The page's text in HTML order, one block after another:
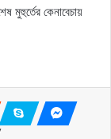
কেনাবেচায়